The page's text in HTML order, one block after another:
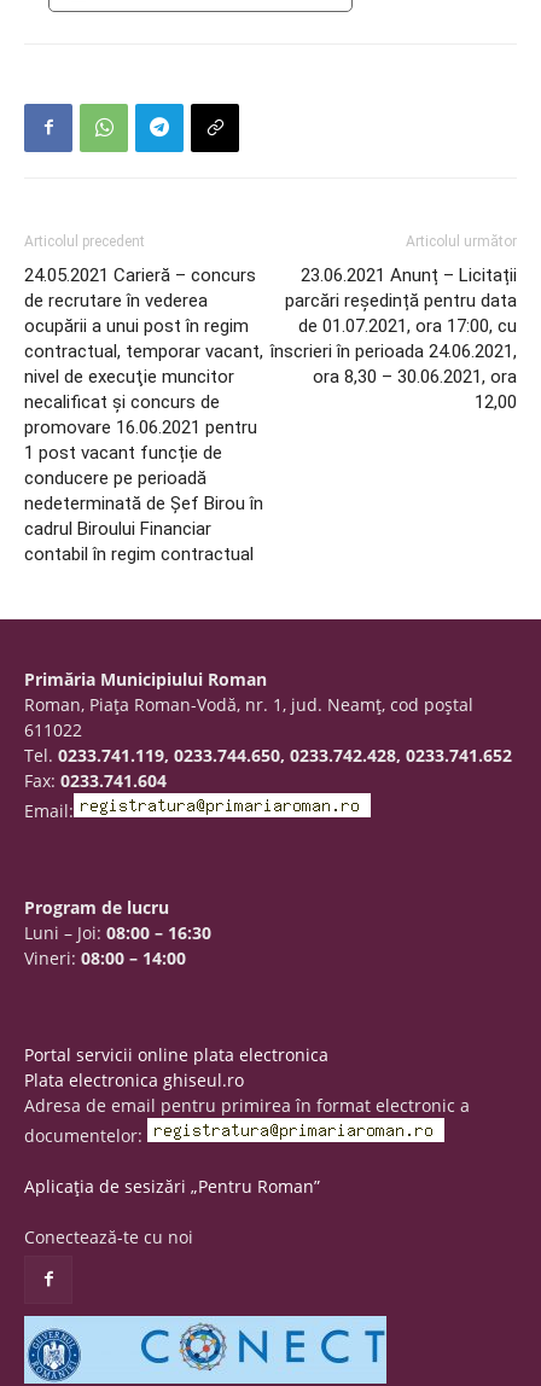
Articolul precedent
24.05.2021 Carieră – concurs
de recrutare în vederea
ocupării a unui post în regim
contractual, temporar vacant,
nivel de execuţie muncitor
necalificat și concurs de
promovare 16.06.2021 pentru
1 post vacant funcție de
conducere pe perioadă
nedeterminată de Șef Birou în
cadrul Biroului Financiar
contabil în regim contractual
Articolul următor
23.06.2021 Anunț – Licitații
parcări reședință pentru data
de 01.07.2021, ora 17:00, cu
înscrieri în perioada 24.06.2021,
ora 8,30 – 30.06.2021, ora
12,00
Primăria Municipiului Roman
Roman, Piaţa Roman-Vodă, nr. 1, jud. Neamţ, cod poştal
611022
Tel. 0233.741.119, 0233.744.650, 0233.742.428, 0233.741.652
Fax: 0233.741.604
Email:
Program de lucru
Luni – Joi: 08:00 – 16:30
Vineri: 08:00 – 14:00
Portal servicii online plata electronica
Plata electronica ghiseul.ro
Adresa de email pentru primirea în format electronic a
documentelor:
Aplicația de sesizări „Pentru Roman”
Conectează-te cu noi